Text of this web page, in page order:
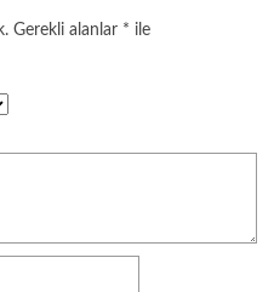
Gerekli alanlar * ile